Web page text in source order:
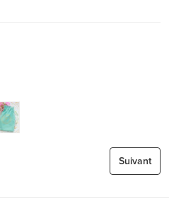
Suivant